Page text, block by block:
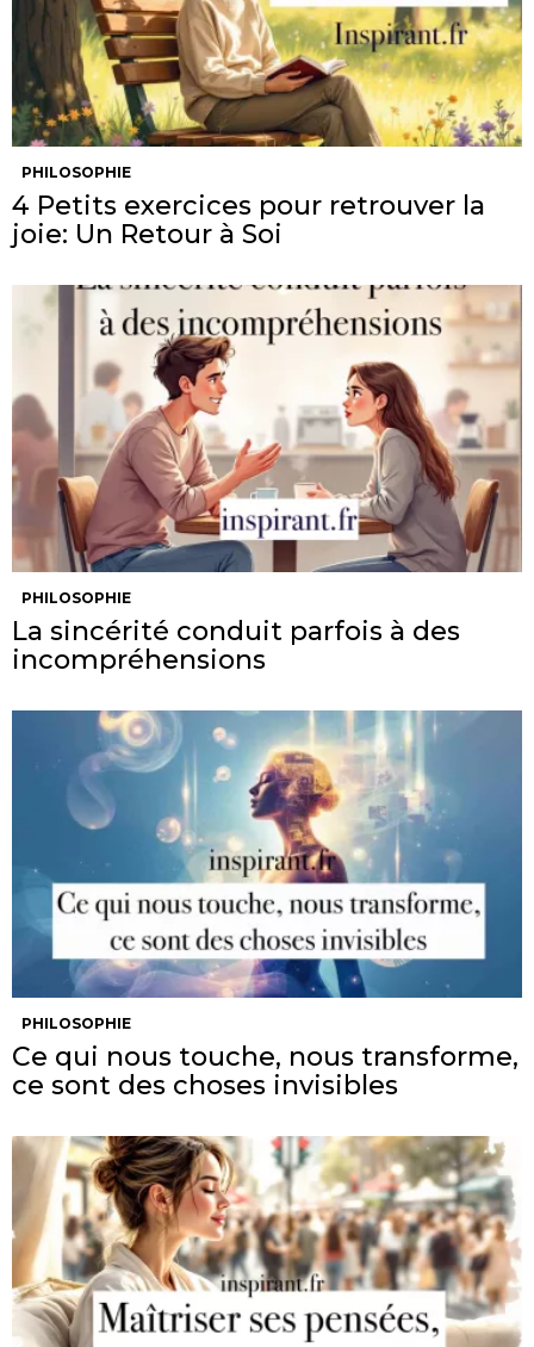
PHILOSOPHIE
4 Petits exercices pour retrouver la
joie: Un Retour à Soi
PHILOSOPHIE
La sincérité conduit parfois à des
incompréhensions
PHILOSOPHIE
Ce qui nous touche, nous transforme,
ce sont des choses invisibles